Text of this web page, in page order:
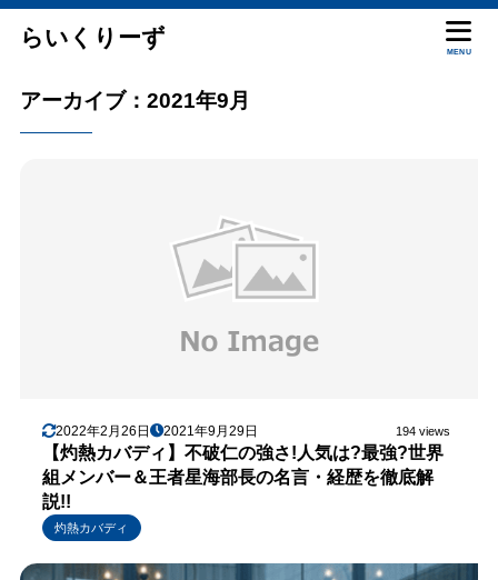
らいくりーず
MENU
アーカイブ：2021年9月
2022年2月26日 2021年9月29日 194 views
【灼熱カバディ】不破仁の強さ!人気は?最強?世界
組メンバー＆王者星海部長の名言・経歴を徹底解
説!!
灼熱カバディ